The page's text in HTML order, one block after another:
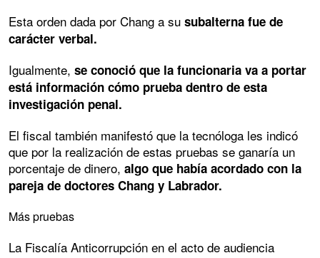
Esta orden dada por Chang a su subalterna fue de
carácter verbal.
Igualmente, se conoció que la funcionaria va a portar
está información cómo prueba dentro de esta
investigación penal.
El fiscal también manifestó que la tecnóloga les indicó
que por la realización de estas pruebas se ganaría un
porcentaje de dinero, algo que había acordado con la
pareja de doctores Chang y Labrador.
Más pruebas
La Fiscalía Anticorrupción en el acto de audiencia